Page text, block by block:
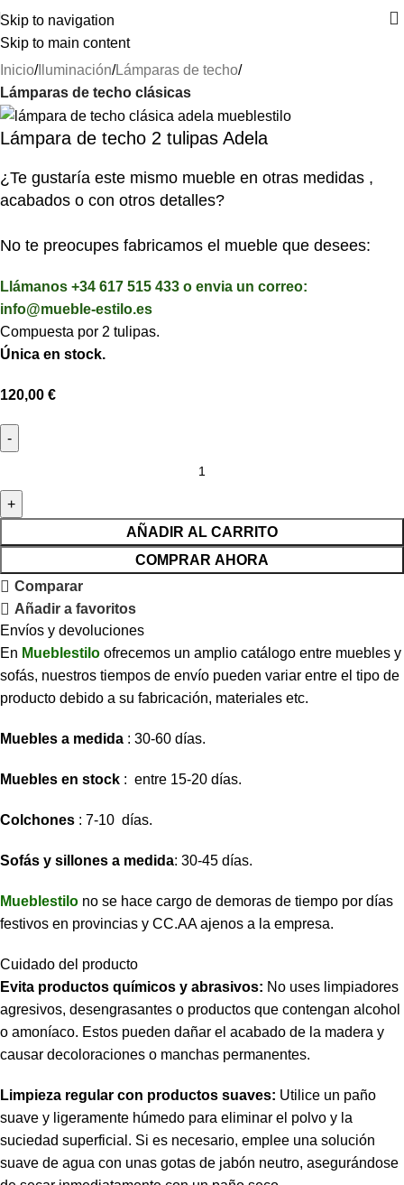
Skip to navigation
Skip to main content
⚡REALIZAMOS ENVÍOS A TODA ESPAÑA⚡
Inicio Iluminación Lámparas de techo
Lámparas de techo clásicas
Lámpara de techo 2 tulipas Adela
¿Te gustaría este mismo mueble en otras medidas ,
acabados o con otros detalles?
No te preocupes fabricamos el mueble que desees:
Llámanos +34 617 515 433 o envia un correo:
info@mueble-estilo.es
Compuesta por 2 tulipas.
Única en stock.
120,00 €
AÑADIR AL CARRITO
COMPRAR AHORA
Comparar
Añadir a favoritos
Envíos y devoluciones
En Mueblestilo ofrecemos un amplio catálogo entre muebles y
sofás, nuestros tiempos de envío pueden variar entre el tipo de
producto debido a su fabricación, materiales etc.
Muebles a medida : 30-60 días.
Muebles en stock : entre 15-20 días.
Colchones : 7-10 días.
Sofás y sillones a medida: 30-45 días.
Mueblestilo no se hace cargo de demoras de tiempo por días
festivos en provincias y CC.AA ajenos a la empresa.
Cuidado del producto
Evita productos químicos y abrasivos: No uses limpiadores
agresivos, desengrasantes o productos que contengan alcohol
o amoníaco. Estos pueden dañar el acabado de la madera y
causar decoloraciones o manchas permanentes.
Limpieza regular con productos suaves: Utilice un paño
suave y ligeramente húmedo para eliminar el polvo y la
suciedad superficial. Si es necesario, emplee una solución
suave de agua con unas gotas de jabón neutro, asegurándose